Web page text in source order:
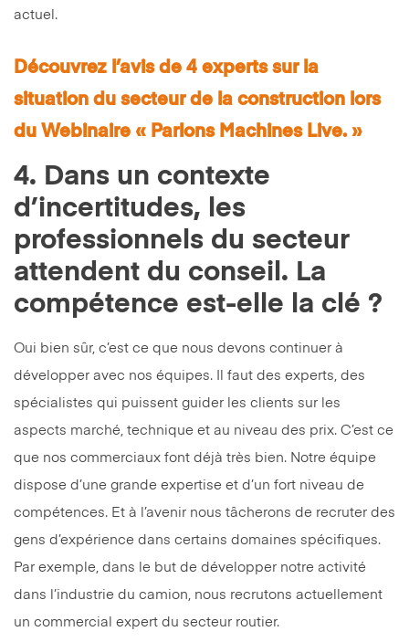
actuel.
Découvrez l’avis de 4 experts sur la
situation du secteur de la construction lors
du Webinaire « Parlons Machines Live. »
4. Dans un contexte
d’incertitudes, les
professionnels du secteur
attendent du conseil. La
compétence est-elle la clé ?
Oui bien sûr, c’est ce que nous devons continuer à
développer avec nos équipes. Il faut des experts, des
spécialistes qui puissent guider les clients sur les
aspects marché, technique et au niveau des prix. C’est ce
que nos commerciaux font déjà très bien. Notre équipe
dispose d’une grande expertise et d’un fort niveau de
compétences. Et à l’avenir nous tâcherons de recruter des
gens d’expérience dans certains domaines spécifiques.
Par exemple, dans le but de développer notre activité
dans l’industrie du camion, nous recrutons actuellement
un commercial expert du secteur routier.